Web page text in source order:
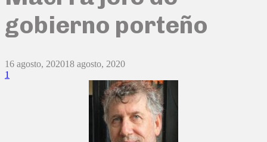
gobierno porteño
16 agosto, 202018 agosto, 2020
1